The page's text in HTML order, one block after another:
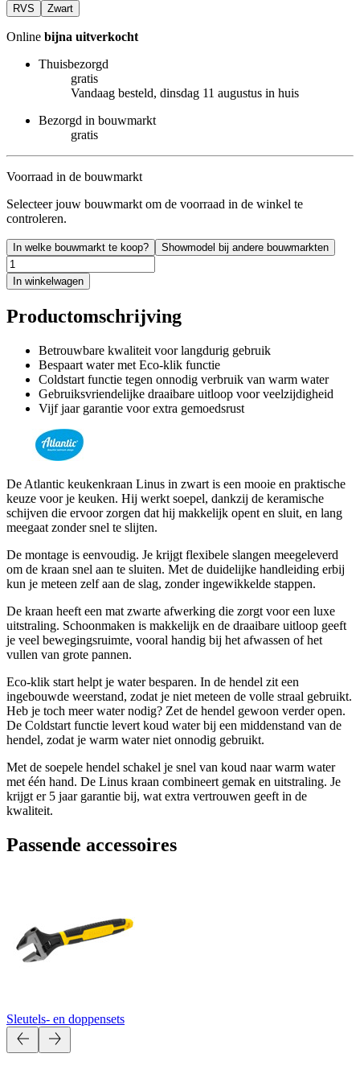
RVS Zwart
Online bijna uitverkocht
Thuisbezorgd
gratis
Vandaag besteld, dinsdag 11 augustus in huis
Bezorgd in bouwmarkt
gratis
Voorraad in de bouwmarkt
Selecteer jouw bouwmarkt om de voorraad in de winkel te
controleren.
In welke bouwmarkt te koop? Showmodel bij andere bouwmarkten
In winkelwagen
Productomschrijving
Betrouwbare kwaliteit voor langdurig gebruik
Bespaart water met Eco-klik functie
Coldstart functie tegen onnodig verbruik van warm water
Gebruiksvriendelijke draaibare uitloop voor veelzijdigheid
Vijf jaar garantie voor extra gemoedsrust
De Atlantic keukenkraan Linus in zwart is een mooie en praktische
keuze voor je keuken. Hij werkt soepel, dankzij de keramische
schijven die ervoor zorgen dat hij makkelijk opent en sluit, en lang
meegaat zonder snel te slijten.
De montage is eenvoudig. Je krijgt flexibele slangen meegeleverd
om de kraan snel aan te sluiten. Met de duidelijke handleiding erbij
kun je meteen zelf aan de slag, zonder ingewikkelde stappen.
De kraan heeft een mat zwarte afwerking die zorgt voor een luxe
uitstraling. Schoonmaken is makkelijk en de draaibare uitloop geeft
je veel bewegingsruimte, vooral handig bij het afwassen of het
vullen van grote pannen.
Eco-klik start helpt je water besparen. In de hendel zit een
ingebouwde weerstand, zodat je niet meteen de volle straal gebruikt.
Heb je toch meer water nodig? Zet de hendel gewoon verder open.
De Coldstart functie levert koud water bij een middenstand van de
hendel, zodat je warm water niet onnodig gebruikt.
Met de soepele hendel schakel je snel van koud naar warm water
met één hand. De Linus kraan combineert gemak en uitstraling. Je
krijgt er 5 jaar garantie bij, wat extra vertrouwen geeft in de
kwaliteit.
Passende accessoires
Sleutels- en doppensets